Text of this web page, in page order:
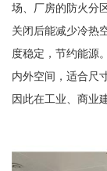
场、厂房的防火分
关闭后能减少冷热
度稳定，节约能源
内外空间，适合尺
因此在工业、商业